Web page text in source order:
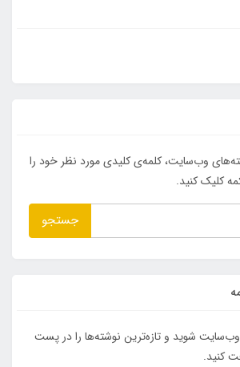
وب‌سایت، کلمه‌ی کلیدی مورد نظر خود را
کلیک کنید.
جستجو
وب‌سایت شوید و تازه‌ترین نوشته‌ها را در پست
کنید.